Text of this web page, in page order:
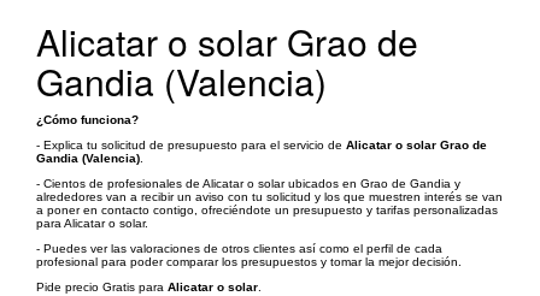
Alicatar o solar Grao de
Gandia (Valencia)
¿Cómo funciona?
- Explica tu solicitud de presupuesto para el servicio de Alicatar o solar Grao de
Gandia (Valencia)
- Cientos de profesionales de Alicatar o solar ubicados en Grao de Gandia y
alrededores van a recibir un aviso con tu solicitud y los que muestren interés se van
a poner en contacto contigo, ofreciéndote un presupuesto y tarifas personalizadas
para Alicatar o solar.
- Puedes ver las valoraciones de otros clientes así como el perfil de cada
profesional para poder comparar los presupuestos y tomar la mejor decisión.
Pide precio Gratis para Alicatar o solar